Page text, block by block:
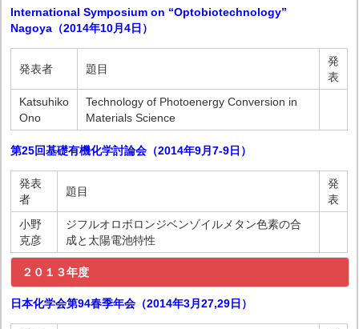
International Symposium on “Optobiotechnology”
Nagoya（2014年10月4日）
発表者 題目
発
表
Katsuhiko
Ono
Technology of Photoenergy Conversion in
Materials Science
第25回基礎有機化学討論会（2014年9月7-9日）
発表
者
題目
発
表
小野
克彦
ジフルオロボロンジベンゾイルメタン色素の合
成と太陽電池特性
２０１３年度
日本化学会第94春季年会（2014年3月27,29日）